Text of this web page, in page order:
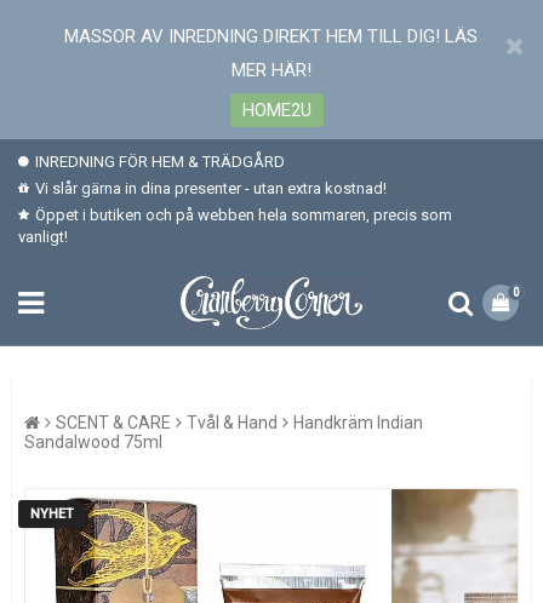
MASSOR AV INREDNING DIREKT HEM TILL DIG! LÄS
MER HÄR!
HOME2U
INREDNING FÖR HEM & TRÄDGÅRD
Vi slår gärna in dina presenter - utan extra kostnad!
Öppet i butiken och på webben hela sommaren, precis som
vanligt!
0
SCENT & CARE Tvål & Hand
Handkräm Indian
Sandalwood 75ml
NYHET